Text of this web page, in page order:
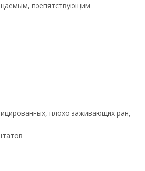
препятствующим
плохо заживающих ран,